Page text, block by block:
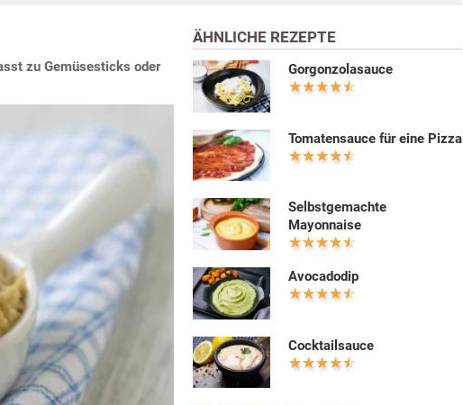
zu Gemüsesticks oder
ÄHNLICHE REZEPTE
Gorgonzolasauce
Tomatensauce für eine Pizza
Selbstgemachte
Mayonnaise
Avocadodip
Cocktailsauce